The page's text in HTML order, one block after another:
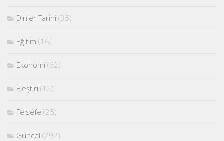
Dinler Tarihi (35)
Eğitim (16)
Ekonomi (62)
Eleştiri (12)
Felsefe (25)
Güncel (292)